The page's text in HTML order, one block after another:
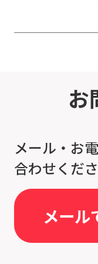
お
メール・お
合わせくださ
メール